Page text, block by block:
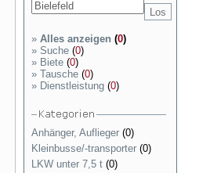
» Alles anzeigen (0)
»Suche(0)
»Biete(0)
»Tausche(0)
»Dienstleistung(0)
Anhänger, Auflieger (0)
Kleinbusse/-transporter (0)
LKW unter 7,5 t (0)